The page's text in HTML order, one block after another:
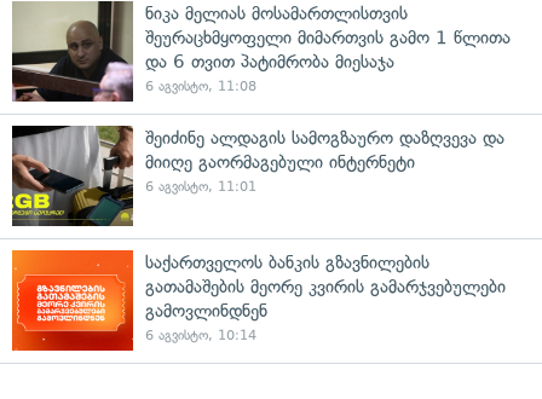
ნიკა მელიას მოსამართლისთვის
შეურაცხმყოფელი მიმართვის გამო 1 წლითა
და 6 თვით პატიმრობა მიესაჯა
6 აგვისტო, 11:08
შეიძინე ალდაგის სამოგზაურო დაზღვევა და
მიიღე გაორმაგებული ინტერნეტი
6 აგვისტო, 11:01
საქართველოს ბანკის გზავნილების
გათამაშების მეორე კვირის გამარჯვებულები
გამოვლინდნენ
6 აგვისტო, 10:14